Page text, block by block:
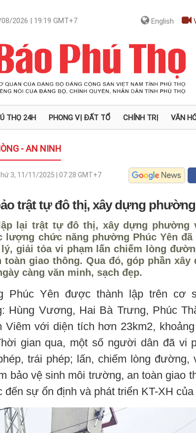
2026 | 19:19 GMT+7 English
THỌ 24H PHONG VỊ ĐẤT TỔ CHÍNH TRỊ VĂN
- AN NINH
3, 11/11/2025 | 07:28 GMT+7
trật tự đô thị, xây dựng
lại trật tự đô thị, xây dựng phường
lượng chức năng phường Phúc Yên đã
giải tỏa vi phạm lấn chiếm lòng
toàn giao thông. Qua đó, góp phần xây
càng văn minh, sạch đẹp.
Phúc Yên được thành lập trên cơ
Hùng Vương, Hai Bà Trưng, Phúc
Viêm với diện tích hơn 23km2,
gian qua, một số người dân đã vi
trái phép; lấn, chiếm lòng đường,
bảo vệ sinh môi trường, an toàn giao
đến sự ổn định và phát triển KT-XH